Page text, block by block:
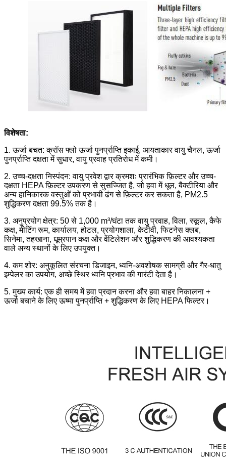
विशेषता:
1. ऊर्जा बचत: क्रॉस फ्लो ऊर्जा पुनर्प्राप्ति इकाई, आयताकार वायु चैनल, ऊर्जा
पुनर्प्राप्ति दक्षता में सुधार, वायु प्रवाह प्रतिरोध में कमी।
2. उच्च-दक्षता निस्पंदन: वायु प्रवेश द्वार क्रमशः प्रारंभिक फ़िल्टर और उच्च-
दक्षता HEPA फ़िल्टर उपकरण से सुसज्जित है, जो हवा में धूल, बैक्टीरिया और
अन्य हानिकारक वस्तुओं को प्रभावी ढंग से फ़िल्टर कर सकता है, PM2.5
शुद्धिकरण दक्षता 99.5% तक है।
3. अनुप्रयोग क्षेत्र: 50 से 1,000 m³/घंटा तक वायु प्रवाह, विला, स्कूल, कैफे
कक्ष, मीटिंग रूम, कार्यालय, होटल, प्रयोगशाला, केटीवी, फिटनेस क्लब,
सिनेमा, तहखाना, धूम्रपान कक्ष और वेंटिलेशन और शुद्धिकरण की आवश्यकता
वाले अन्य स्थानों के लिए उपयुक्त।
4. कम शोर: अनुकूलित संरचना डिजाइन, ध्वनि-अवशोषक सामग्री और गैर-धातु
इम्पेलर का उपयोग, अच्छे स्थिर ध्वनि प्रभाव की गारंटी देता है।
5. मुख्य कार्य: एक ही समय में हवा प्रदान करना और हवा बाहर निकालना +
ऊर्जा बचाने के लिए ऊष्मा पुनर्प्राप्ति + शुद्धिकरण के लिए HEPA फिल्टर।